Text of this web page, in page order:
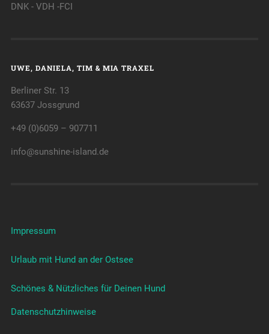
DNK - VDH -FCI
UWE, DANIELA, TIM & MIA TRAXEL
Berliner Str. 13
63637 Jossgrund
+49 (0)6059 – 907711
info@sunshine-island.de
Impressum
Urlaub mit Hund an der Ostsee
Schönes & Nützliches für Deinen Hund
Datenschutzhinweise